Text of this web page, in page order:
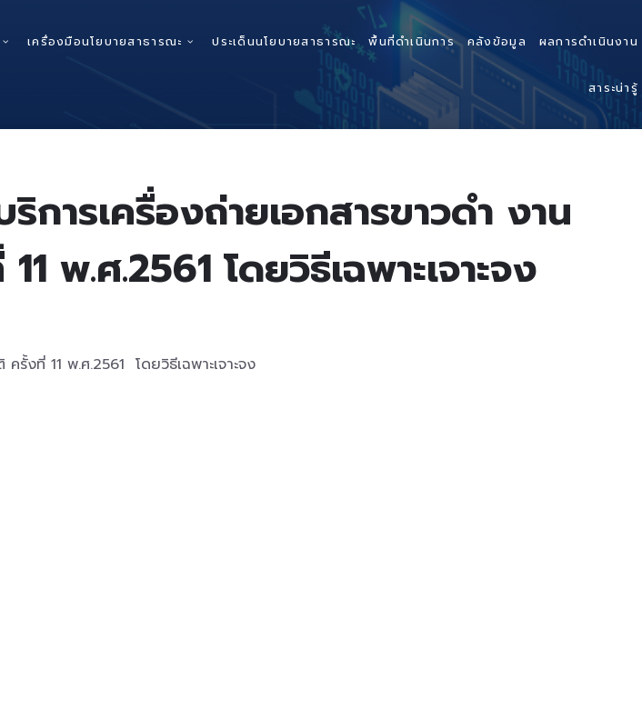
เครื่องมือนโยบายสาธารณะ ประเด็นนโยบายสาธารณะ พื้นที่ดำเนินการ คลังข้อมูล ผลการดำเนินงาน
สาระน่ารู้
การเครื่องถ่ายเอกสารขาวดำ งาน
พ.ศ.2561 โดยวิธีเฉพาะเจาะจง
รั้งที่ 11 พ.ศ.2561 โดยวิธีเฉพาะเจาะจง